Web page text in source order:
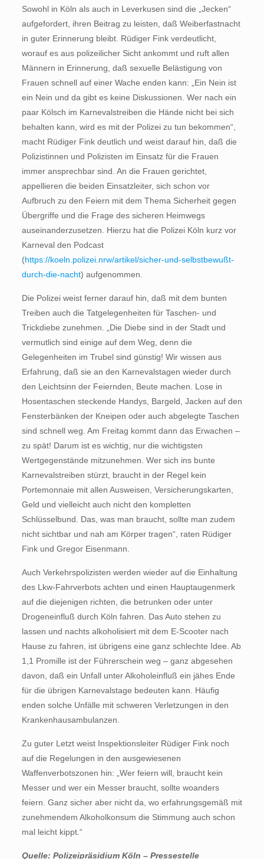
Sowohl in Köln als auch in Leverkusen sind die „Jecken“
aufgefordert, ihren Beitrag zu leisten, daß Weiberfastnacht
in guter Erinnerung bleibt. Rüdiger Fink verdeutlicht,
worauf es aus polizeilicher Sicht ankommt und ruft allen
Männern in Erinnerung, daß sexuelle Belästigung von
Frauen schnell auf einer Wache enden kann: „Ein Nein ist
ein Nein und da gibt es keine Diskussionen. Wer nach ein
paar Kölsch im Karnevalstreiben die Hände nicht bei sich
behalten kann, wird es mit der Polizei zu tun bekommen“,
macht Rüdiger Fink deutlich und weist darauf hin, daß die
Polizistinnen und Polizisten im Einsatz für die Frauen
immer ansprechbar sind. An die Frauen gerichtet,
appellieren die beiden Einsatzleiter, sich schon vor
Aufbruch zu den Feiern mit dem Thema Sicherheit gegen
Übergriffe und die Frage des sicheren Heimwegs
auseinanderzusetzen. Hierzu hat die Polizei Köln kurz vor
Karneval den Podcast
(https://koeln.polizei.nrw/artikel/sicher-und-selbstbewußt-
durch-die-nacht) aufgenommen.
Die Polizei weist ferner darauf hin, daß mit dem bunten
Treiben auch die Tatgelegenheiten für Taschen- und
Trickdiebe zunehmen. „Die Diebe sind in der Stadt und
vermutlich sind einige auf dem Weg, denn die
Gelegenheiten im Trubel sind günstig! Wir wissen aus
Erfahrung, daß sie an den Karnevalstagen wieder durch
den Leichtsinn der Feiernden, Beute machen. Lose in
Hosentaschen steckende Handys, Bargeld, Jacken auf den
Fensterbänken der Kneipen oder auch abgelegte Taschen
sind schnell weg. Am Freitag kommt dann das Erwachen –
zu spät! Darum ist es wichtig, nur die wichtigsten
Wertgegenstände mitzunehmen. Wer sich ins bunte
Karnevalstreiben stürzt, braucht in der Regel kein
Portemonnaie mit allen Ausweisen, Versicherungskarten,
Geld und vielleicht auch nicht den kompletten
Schlüsselbund. Das, was man braucht, sollte man zudem
nicht sichtbar und nah am Körper tragen“, raten Rüdiger
Fink und Gregor Eisenmann.
Auch Verkehrspolizisten werden wieder auf die Einhaltung
des Lkw-Fahrverbots achten und einen Hauptaugenmerk
auf die diejenigen richten, die betrunken oder unter
Drogeneinfluß durch Köln fahren. Das Auto stehen zu
lassen und nachts alkoholisiert mit dem E-Scooter nach
Hause zu fahren, ist übrigens eine ganz schlechte Idee. Ab
1,1 Promille ist der Führerschein weg – ganz abgesehen
davon, daß ein Unfall unter Alkoholeinfluß ein jähes Ende
für die übrigen Karnevalstage bedeuten kann. Häufig
enden solche Unfälle mit schweren Verletzungen in den
Krankenhausambulanzen.
Zu guter Letzt weist Inspektionsleiter Rüdiger Fink noch
auf die Regelungen in den ausgewiesenen
Waffenverbotszonen hin: „Wer feiern will, braucht kein
Messer und wer ein Messer braucht, sollte woanders
feiern. Ganz sicher aber nicht da, wo erfahrungsgemäß mit
zunehmendem Alkoholkonsum die Stimmung auch schon
mal leicht kippt.“
Quelle: Polizeipräsidium Köln – Pressestelle